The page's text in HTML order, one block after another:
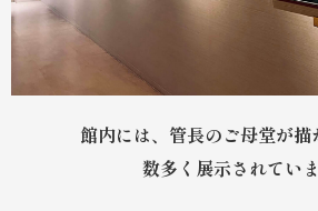
館内には、管長のご母堂が描
数多く展示されていま